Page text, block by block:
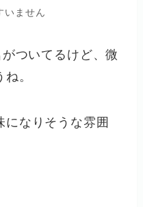
いません
ついてるけど、微
。
になりそうな雰囲